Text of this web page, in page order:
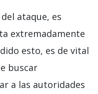
ataque, es
extremadamente
esto, es de vital
buscar
a las autoridades